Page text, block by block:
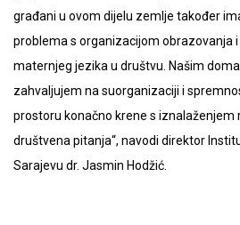
građani u ovom dijelu zemlje također
problema s organizacijom obrazovanja
maternjeg jezika u društvu. Našim
zahvaljujem na suorganizaciji i
prostoru konačno krene s iznalaženjem
društvena pitanja“, navodi direktor
Sarajevu dr. Jasmin Hodžić.